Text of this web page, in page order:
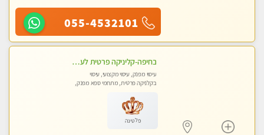
055-4532101
בחיפה-קליניקה פרטית לעיסוי מקצועי ואלטרנטיבי ברמה גבוהה VIP תתקשר ..... highly recommended..new in the city
עיסוי מפנק, עיסוי מקצועי, עיסוי
בקלניקה פרטית, מתחמי ספא מפנק,
פלטינה